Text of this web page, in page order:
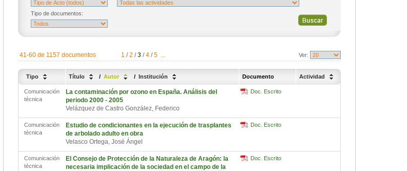
Tipo de documentos:
41-60 de 1157 documentos 1 / 2 /3 / 4 / 5 ... Ver:
Tipo Título / Autor / Institución Documento Actividad
Comunicación
técnica
La contaminación por ozono en España. Análisis del
periodo 2000 - 2005
Velázquez de Castro González, Federico
Doc. Escrito
Comunicación
técnica
Estudio de condicionantes en la ejecución de trasplantes
de arbolado adulto en obra
Velasco Ortega, José Ángel
Doc. Escrito
Comunicación
técnica
El Consejo de Protección de la Naturaleza de Aragón: la
necesaria implicación de la sociedad en el campo de la
Doc. Escrito